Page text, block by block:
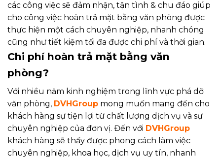
các công việc sẽ đảm nhận, tận tình & chu đáo giúp
cho công việc hoàn trả mặt bằng văn phòng được
thực hiện một cách chuyên nghiệp, nhanh chóng
cũng như tiết kiệm tối đa được chi phí và thời gian.
Chi phí hoàn trả mặt bằng văn
phòng?
Với nhiều năm kinh nghiệm trong lĩnh vực phá dỡ
văn phòng, DVHGroup mong muốn mang đến cho
khách hàng sự tiện lợi từ chất lượng dịch vụ và sự
chuyên nghiệp của đơn vị. Đến với DVHGroup
khách hàng sẽ thấy được phong cách làm việc
chuyên nghiệp, khoa học, dịch vụ uy tín, nhanh